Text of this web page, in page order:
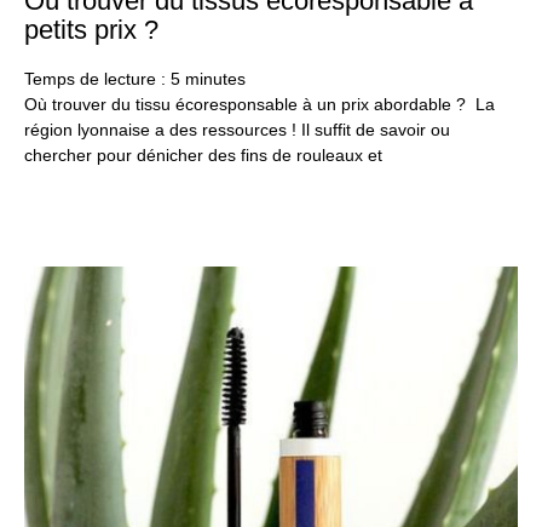
petits prix ?
Temps de lecture : 5 minutes
Où trouver du tissu écoresponsable à un prix abordable ? La
région lyonnaise a des ressources ! Il suffit de savoir ou
chercher pour dénicher des fins de rouleaux et